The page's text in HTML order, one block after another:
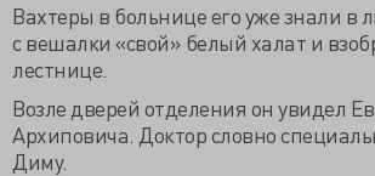
Вахтеры в больнице его уже знали в
с вешалки «свой» белый халат и
лестнице.
Возле дверей отделения он увидел
Архиповича. Доктор словно
Диму.